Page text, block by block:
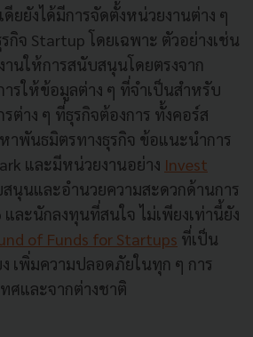
ยยังได้มีการจัดตั้งหน่วยงานต่าง ๆ
จ Startup โดยเฉพาะ ตัวอย่างเช่น
านให้การสนับสนุนโดยตรงจาก
ารให้ข้อมูลต่าง ๆ ที่จำเป็นสำหรับ
ต่าง ๆ ที่ธุรกิจต้องการ ทั้งคอร์ส
าพันธมิตรทางธุรกิจ ข้อแนะนำการ
และมีหน่วยงานอย่าง Invest
นุนและอำนวยความสะดวกด้านการ
ละนักลงทุนที่สนใจ ไม่เพียงเท่านี้ยัง
of Funds for Startups ที่เป็น
ง เพิ่มความปลอดภัยในทุก ๆ การ
ศและจากต่างชาติ